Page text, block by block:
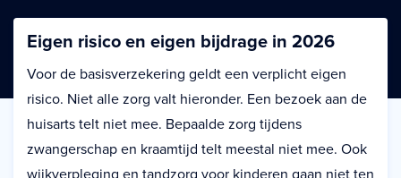
Eigen risico en eigen bijdrage in 2026
Voor de basisverzekering geldt een verplicht eigen
risico. Niet alle zorg valt hieronder. Een bezoek aan de
huisarts telt niet mee. Bepaalde zorg tijdens
zwangerschap en kraamtijd telt meestal niet mee. Ook
wijkverpleging en tandzorg voor kinderen gaan niet ten